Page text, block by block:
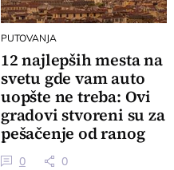
PUTOVANJA
12 najlepših mesta na
svetu gde vam auto
uopšte ne treba: Ovi
gradovi stvoreni su za
pešačenje od ranog
jutra
0 0